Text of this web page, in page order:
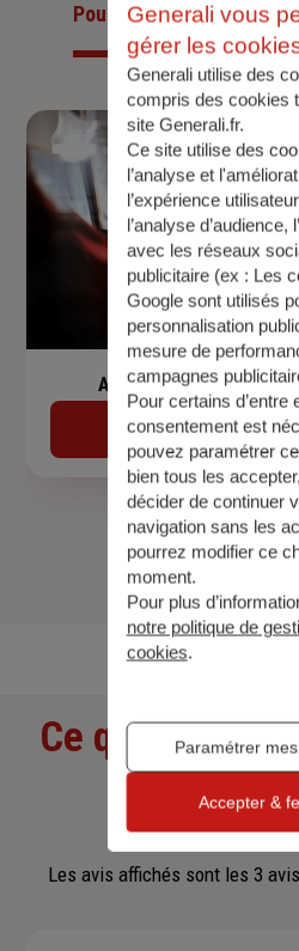
Pour les particuliers
Assurance de prêt
Découvrir
Découvrir toutes
Ce que nos
de
Les avis affichés sont les 3
Generali vous
gérer les
Generali utilise des
compris des cookies
site Generali.fr.
Ce site utilise des
l’analyse et
l’expérience
l’analyse d’audience,
avec les réseaux
publicitaire (ex : Les
Google sont utilisés
personnalisation
mesure de
campagnes
Pour certains d’entre
consentement est
pouvez paramétrer
bien tous les
décider de continuer
navigation sans les
pourrez modifier ce
moment.
Pour plus
notre politique de
cookies.
Paramétrer
Accepter &